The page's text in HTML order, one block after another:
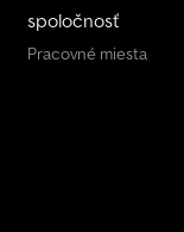
spoločnosť
Pracovné miesta